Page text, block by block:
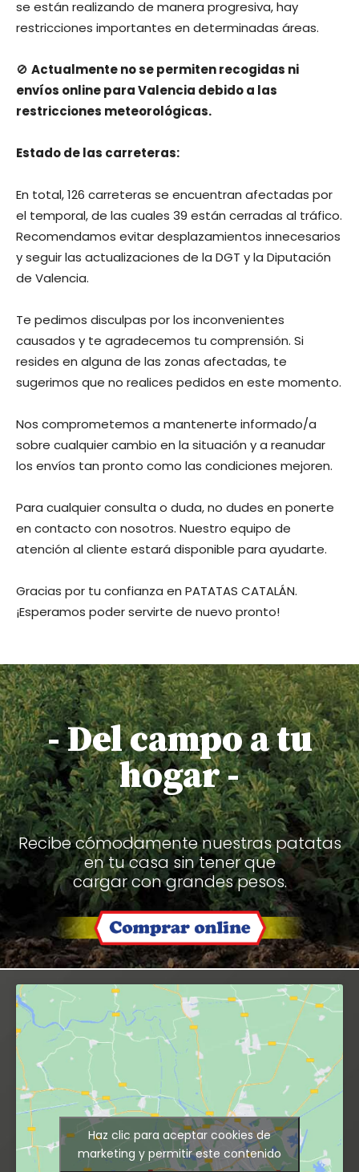
se están realizando de manera progresiva, hay
restricciones importantes en determinadas áreas.
🚫 Actualmente no se permiten recogidas ni
envíos online para Valencia debido a las
restricciones meteorológicas.
Estado de las carreteras:
En total, 126 carreteras se encuentran afectadas por
el temporal, de las cuales 39 están cerradas al tráfico.
Recomendamos evitar desplazamientos innecesarios
y seguir las actualizaciones de la DGT y la Diputación
de Valencia.
Te pedimos disculpas por los inconvenientes
causados y te agradecemos tu comprensión. Si
resides en alguna de las zonas afectadas, te
sugerimos que no realices pedidos en este momento.
Nos comprometemos a mantenerte informado/a
sobre cualquier cambio en la situación y a reanudar
los envíos tan pronto como las condiciones mejoren.
Para cualquier consulta o duda, no dudes en ponerte
en contacto con nosotros. Nuestro equipo de
atención al cliente estará disponible para ayudarte.
Gracias por tu confianza en PATATAS CATALÁN.
¡Esperamos poder servirte de nuevo pronto!
- Del campo a tu
hogar -
Recibe cómodamente nuestras patatas
en tu casa sin tener que
cargar con grandes pesos.
Haz clic para aceptar cookies de
marketing y permitir este contenido